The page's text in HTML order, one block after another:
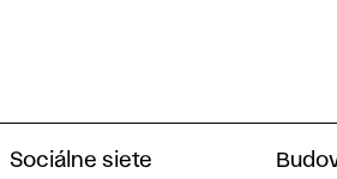
Sociálne siete